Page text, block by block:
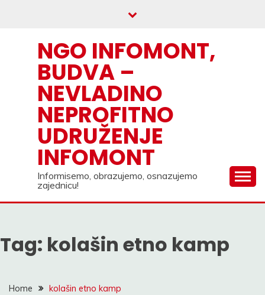
NGO INFOMONT,
BUDVA –
NEVLADINO
NEPROFITNO
UDRUŽENJE
INFOMONT
Informisemo, obrazujemo, osnazujemo
zajednicu!
Tag: kolašin etno kamp
Home kolašin etno kamp